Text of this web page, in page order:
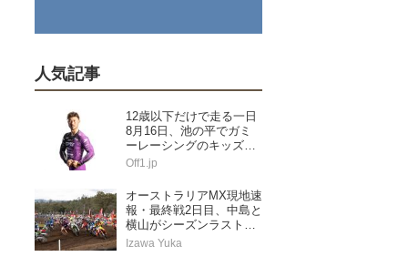
人気記事
12歳以下だけで走る一日
8月16日、池の平でガミ
ーレーシングのキッズス
ペシャル
Off1.jp
オーストラリアMX現地速
報・最終戦2日目、中島と
横山がシーズンラストレ
ースを走り切る
Izawa Yuka